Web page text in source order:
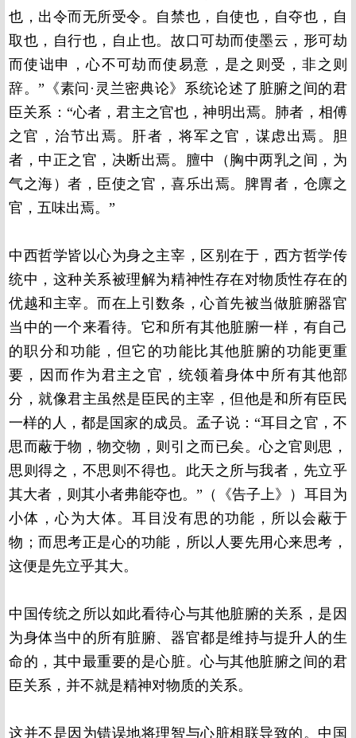
也，出令而无所受令。自禁也，自使也，自夺也，自
取也，自行也，自止也。故口可劫而使墨云，形可劫
而使诎申，心不可劫而使易意，是之则受，非之则
辞。”《素问·灵兰密典论》系统论述了脏腑之间的君
臣关系：“心者，君主之官也，神明出焉。肺者，相傅
之官，治节出焉。肝者，将军之官，谋虑出焉。胆
者，中正之官，决断出焉。膻中（胸中两乳之间，为
气之海）者，臣使之官，喜乐出焉。脾胃者，仓廪之
官，五味出焉。”
中西哲学皆以心为身之主宰，区别在于，西方哲学传
统中，这种关系被理解为精神性存在对物质性存在的
优越和主宰。而在上引数条，心首先被当做脏腑器官
当中的一个来看待。它和所有其他脏腑一样，有自己
的职分和功能，但它的功能比其他脏腑的功能更重
要，因而作为君主之官，统领着身体中所有其他部
分，就像君主虽然是臣民的主宰，但他是和所有臣民
一样的人，都是国家的成员。孟子说：“耳目之官，不
思而蔽于物，物交物，则引之而已矣。心之官则思，
思则得之，不思则不得也。此天之所与我者，先立乎
其大者，则其小者弗能夺也。”（《告子上》）耳目为
小体，心为大体。耳目没有思的功能，所以会蔽于
物；而思考正是心的功能，所以人要先用心来思考，
这便是先立乎其大。
中国传统之所以如此看待心与其他脏腑的关系，是因
为身体当中的所有脏腑、器官都是维持与提升人的生
命的，其中最重要的是心脏。心与其他脏腑之间的君
臣关系，并不就是精神对物质的关系。
这并不是因为错误地将理智与心脏相联导致的。中国